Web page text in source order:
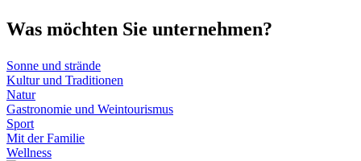
Was möchten Sie unternehmen?
Sonne und strände
Kultur und Traditionen
Natur
Gastronomie und Weintourismus
Sport
Mit der Familie
Wellness